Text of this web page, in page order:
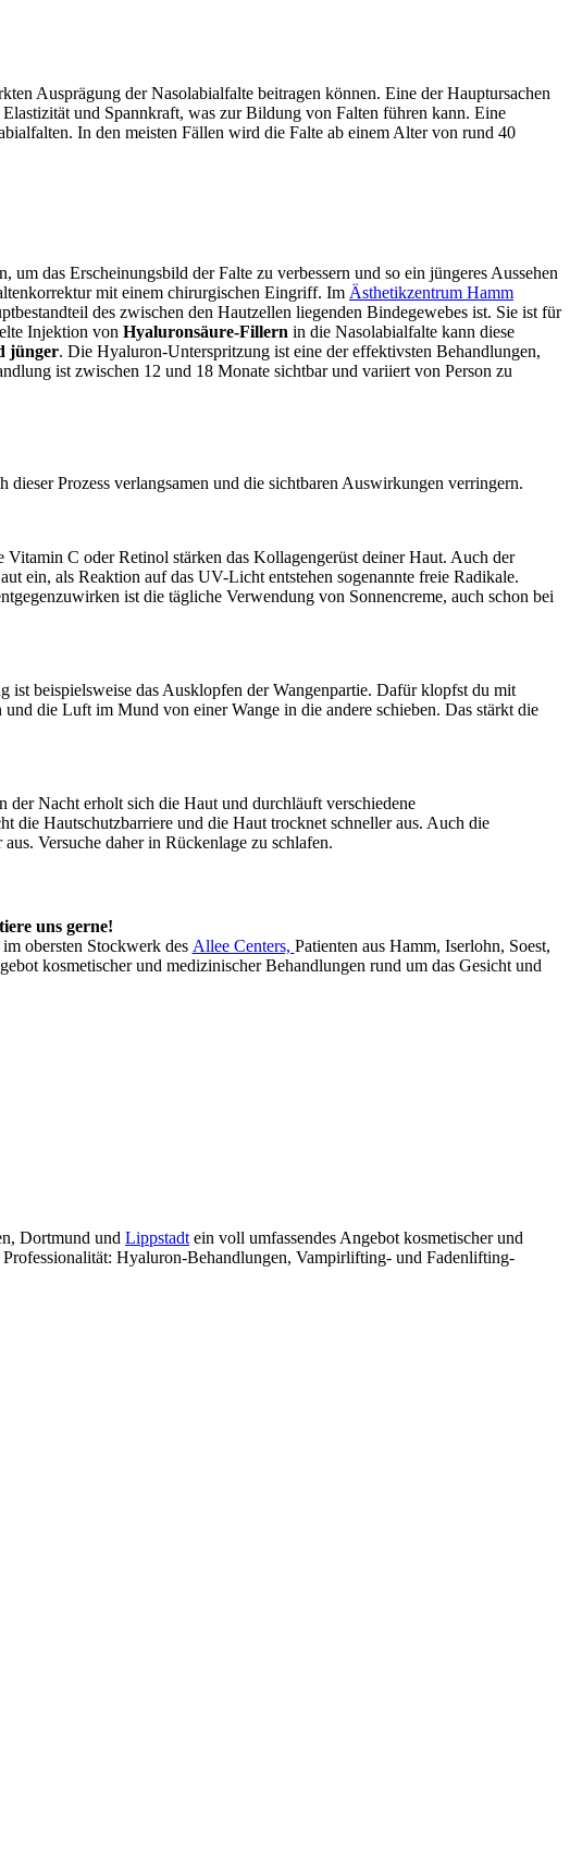
Ausprägung der Nasolabialfalte beitragen können. Eine der Hauptursachen
und Spannkraft, was zur Bildung von Falten führen kann. Eine
In den meisten Fällen wird die Falte ab einem Alter von rund 40
das Erscheinungsbild der Falte zu verbessern und so ein jüngeres Aussehen
mit einem chirurgischen Eingriff. Im Ästhetikzentrum Hamm
des zwischen den Hautzellen liegenden Bindegewebes ist. Sie ist für
Injektion von Hyaluronsäure-Fillern in die Nasolabialfalte kann diese
jünger. Die Hyaluron-Unterspritzung ist eine der effektivsten Behandlungen,
ist zwischen 12 und 18 Monate sichtbar und variiert von Person zu
Prozess verlangsamen und die sichtbaren Auswirkungen verringern.
C oder Retinol stärken das Kollagengerüst deiner Haut. Auch der
ein, als Reaktion auf das UV-Licht entstehen sogenannte freie Radikale.
ist die tägliche Verwendung von Sonnencreme, auch schon bei
beispielsweise das Ausklopfen der Wangenpartie. Dafür klopfst du mit
die Luft im Mund von einer Wange in die andere schieben. Das stärkt die
Nacht erholt sich die Haut und durchläuft verschiedene
die Hautschutzbarriere und die Haut trocknet schneller aus. Auch die
Versuche daher in Rückenlage zu schlafen.
uns gerne!
obersten Stockwerk des Allee Centers, Patienten aus Hamm, Iserlohn, Soest,
kosmetischer und medizinischer Behandlungen rund um das Gesicht und
Dortmund und Lippstadt ein voll umfassendes Angebot kosmetischer und
Hyaluron-Behandlungen, Vampirlifting- und Fadenlifting-